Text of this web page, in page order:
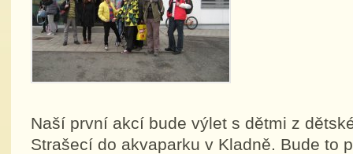
Naší první akcí bude výlet s dětmi z
Strašecí do akvaparku v Kladně. Bude to